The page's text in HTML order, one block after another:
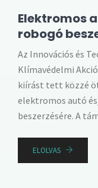
Elektromos
robogó
Az Innovációs és
Klímavédelmi
kiírást tett közzé
elektromos autó
beszerzésére. A
ELOLVAS